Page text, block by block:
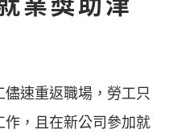
速重返職場，勞工只
，且在新公司參加就